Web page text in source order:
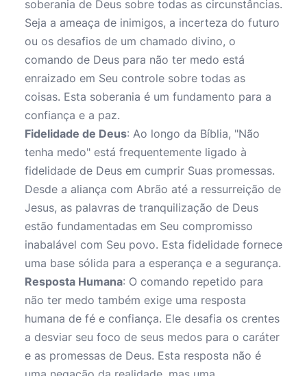
soberania de Deus sobre todas as circunstâncias.
Seja a ameaça de inimigos, a incerteza do futuro
ou os desafios de um chamado divino, o
comando de Deus para não ter medo está
enraizado em Seu controle sobre todas as
coisas. Esta soberania é um fundamento para a
confiança e a paz.
Fidelidade de Deus: Ao longo da Bíblia, "Não
tenha medo" está frequentemente ligado à
fidelidade de Deus em cumprir Suas promessas.
Desde a aliança com Abrão até a ressurreição de
Jesus, as palavras de tranquilização de Deus
estão fundamentadas em Seu compromisso
inabalável com Seu povo. Esta fidelidade fornece
uma base sólida para a esperança e a segurança.
Resposta Humana: O comando repetido para
não ter medo também exige uma resposta
humana de fé e confiança. Ele desafia os crentes
a desviar seu foco de seus medos para o caráter
e as promessas de Deus. Esta resposta não é